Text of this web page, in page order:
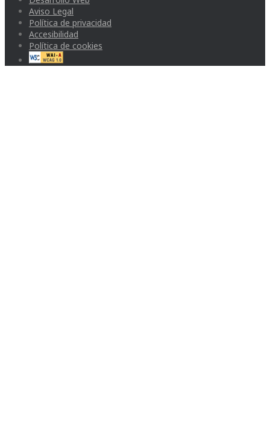
Aviso Legal
Política de privacidad
Accesibilidad
Política de cookies